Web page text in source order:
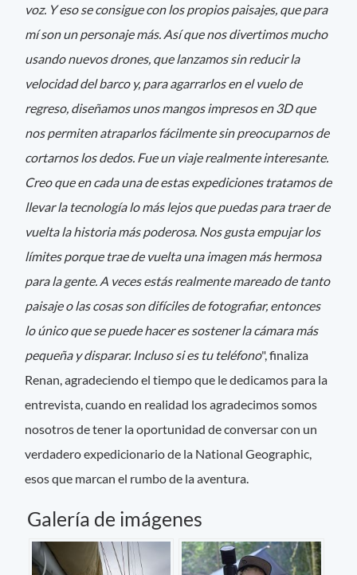
voz. Y eso se consigue con los propios paisajes, que para
mí son un personaje más. Así que nos divertimos mucho
usando nuevos drones, que lanzamos sin reducir la
velocidad del barco y, para agarrarlos en el vuelo de
regreso, diseñamos unos mangos impresos en 3D que
nos permiten atraparlos fácilmente sin preocuparnos de
cortarnos los dedos. Fue un viaje realmente interesante.
Creo que en cada una de estas expediciones tratamos de
llevar la tecnología lo más lejos que puedas para traer de
vuelta la historia más poderosa. Nos gusta empujar los
límites porque trae de vuelta una imagen más hermosa
para la gente. A veces estás realmente mareado de tanto
paisaje o las cosas son difíciles de fotografiar, entonces
lo único que se puede hacer es sostener la cámara más
pequeña y disparar. Incluso si es tu teléfono", finaliza
Renan, agradeciendo el tiempo que le dedicamos para la
entrevista, cuando en realidad los agradecimos somos
nosotros de tener la oportunidad de conversar con un
verdadero expedicionario de la National Geographic,
esos que marcan el rumbo de la aventura.
Galería de imágenes